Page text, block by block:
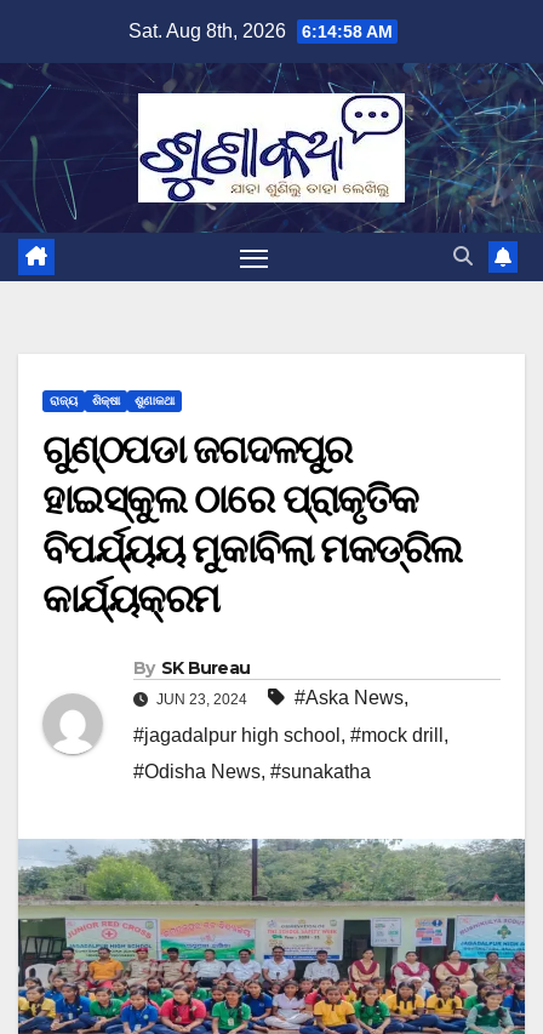
content
Sat. Aug 8th, 2026 6:14:59 AM
ରାଜ୍ୟ ଶିକ୍ଷା ଶୁଣାକଥା
ଗୁଣ୍ଠପଡା ଜଗଦଳପୁର
ହାଇସ୍କୁଲ ଠାରେ ପ୍ରାକୃତିକ
ବିପର୍ଯ୍ୟୟ ମୁକାବିଲା ମକଡ୍ରିଲ
କାର୍ଯ୍ୟକ୍ରମ
By SK Bureau
JUN 23, 2024 #Aska News,
#jagadalpur high school , #mock drill ,
#Odisha News, #sunakatha